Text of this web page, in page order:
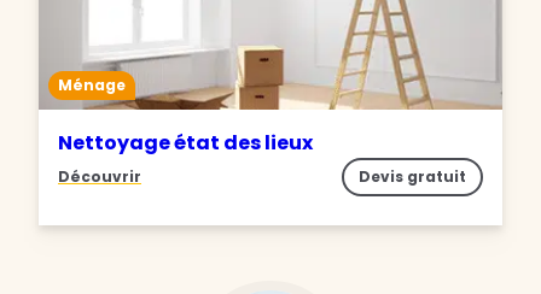
Ménage
Nettoyage état des lieux
Découvrir Devis gratuit